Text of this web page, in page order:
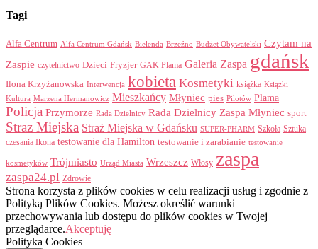
Tagi
Alfa Centrum Alfa Centrum Gdańsk Bielenda Brzeźno Budżet Obywatelski Czytam na
Zaspie czytelnictwo Dzieci Fryzjer GAK Plama Galeria Zaspa gdańsk
Ilona Krzyżanowska Interwencja kobieta Kosmetyki książka Książki
Kultura Marzena Hermanowicz Mieszkańcy Młyniec pies Pilotów Plama
Policja Przymorze Rada Dzielnicy Rada Dzielnicy Zaspa Młyniec sport
Straz Miejska Straż Miejska w Gdańsku SUPER-PHARM Szkoła Sztuka
czesania Ikona testowanie dla Hamilton testowanie i zarabianie testowanie
kosmetyków Trójmiasto Urząd Miasta Wrzeszcz Włosy zaspa
zaspa24.pl Zdrowie
Strona korzysta z plików cookies w celu realizacji usług i zgodnie z
Polityką Plików Cookies. Możesz określić warunki
przechowywania lub dostępu do plików cookies w Twojej
przeglądarce.Akceptuję
Polityka Cookies